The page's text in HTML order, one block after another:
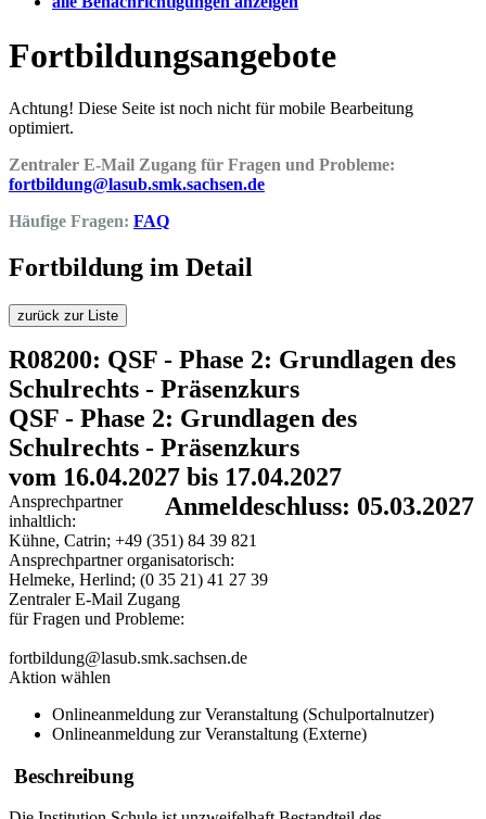
Fortbildungsangebote
Achtung! Diese Seite ist noch nicht für mobile Bearbeitung
optimiert.
Zentraler E-Mail Zugang für Fragen und Probleme:
fortbildung@lasub.smk.sachsen.de
Häufige Fragen: FAQ
Fortbildung im Detail
zurück zur Liste
R08200: QSF - Phase 2: Grundlagen des
Schulrechts - Präsenzkurs
QSF - Phase 2: Grundlagen des
Schulrechts - Präsenzkurs
vom 16.04.2027 bis 17.04.2027
Anmeldeschluss: 05.03.2027
Ansprechpartner
inhaltlich:
Kühne, Catrin; +49 (351) 84 39 821
Ansprechpartner organisatorisch:
Helmeke, Herlind; (0 35 21) 41 27 39
Zentraler E-Mail Zugang
für Fragen und Probleme:
fortbildung@lasub.smk.sachsen.de
Aktion wählen
Onlineanmeldung zur Veranstaltung (Schulportalnutzer)
Onlineanmeldung zur Veranstaltung (Externe)
Beschreibung